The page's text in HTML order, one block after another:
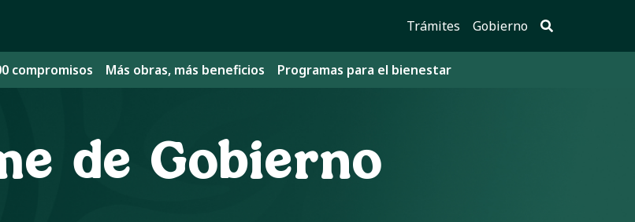
Trámites Gobierno
compromisos Más obras, más beneficios Programas para el bienestar
de Gobierno